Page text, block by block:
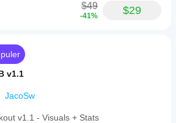
$49
-41% $29
v1.1
JacoSw
v1.1 - Visuals + Stats